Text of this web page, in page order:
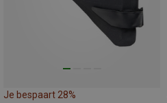
Je bespaart 28%